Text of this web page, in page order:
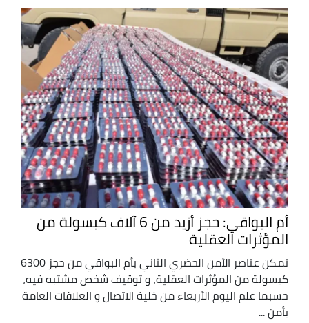
أم البواقي: حجز أزيد من 6 آلاف كبسولة من
المؤثرات العقلية
تمكن عناصر الأمن الحضري الثاني بأم البواقي من حجز 6300
كبسولة من المؤثرات العقلية، و توقيف شخص مشتبه فيه،
حسبما علم اليوم الأربعاء من خلية الاتصال و العلاقات العامة
بأمن ...